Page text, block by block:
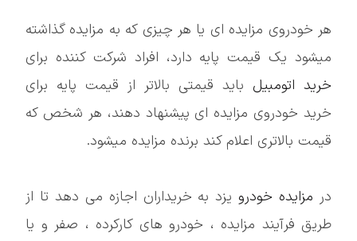
هر خودروی مزایده ای یا هر چیزی که به مزایده گذاشته
میشود یک قیمت پایه دارد، افراد شرکت کننده برای
خرید اتومبیل باید قیمتی بالاتر از قیمت پایه برای
خرید خودروی مزایده ای پیشنهاد دهند، هر شخص که
قیمت بالاتری اعلام کند برنده مزایده میشود.
در مزایده خودرو یزد به خریداران اجازه می دهد تا از
طریق فرآیند مزایده ، خودرو های کارکرده ، صفر و یا